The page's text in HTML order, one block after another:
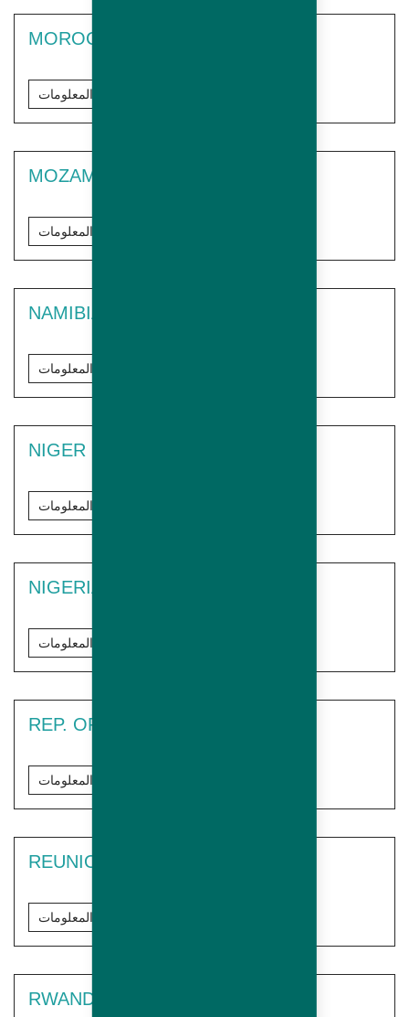
MOROCCO
مزيد من المعلومات
MOZAMBIQUE
مزيد من المعلومات
NAMIBIA
مزيد من المعلومات
NIGER
مزيد من المعلومات
NIGERIA
مزيد من المعلومات
REP. OF CONGO
مزيد من المعلومات
REUNION
مزيد من المعلومات
RWANDA